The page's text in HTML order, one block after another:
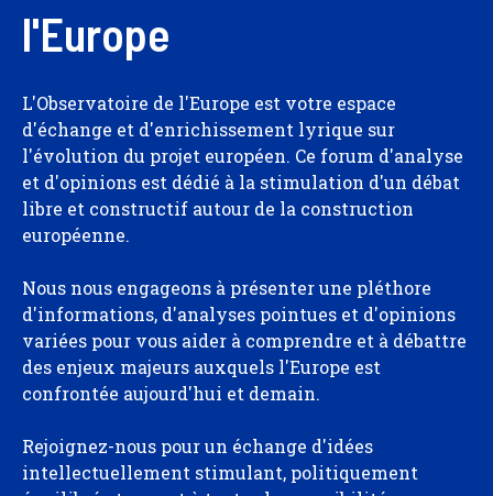
l'Europe
L'Observatoire de l'Europe est votre espace
d'échange et d'enrichissement lyrique sur
l'évolution du projet européen. Ce forum d'analyse
et d'opinions est dédié à la stimulation d'un débat
libre et constructif autour de la construction
européenne.
Nous nous engageons à présenter une pléthore
d'informations, d'analyses pointues et d'opinions
variées pour vous aider à comprendre et à débattre
des enjeux majeurs auxquels l'Europe est
confrontée aujourd'hui et demain.
Rejoignez-nous pour un échange d'idées
intellectuellement stimulant, politiquement